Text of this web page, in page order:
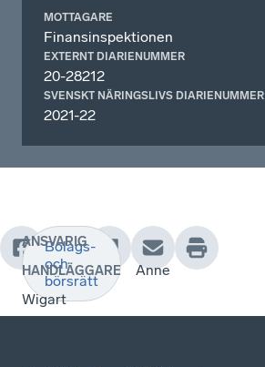
MOTTAGARE
Finansinspektionen
EXTERNT DIARIENUMMER
20-28212
SVENSKT NÄRINGSLIVS DIARIENUMMER
2021-22
.
Bolags-
och
börsrätt
ANSVARIG
HANDLÄGGARE
Anne
Wigart